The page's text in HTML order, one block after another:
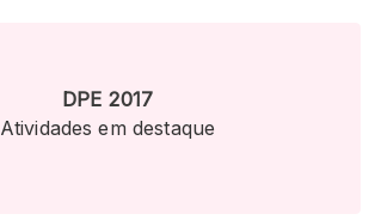
DPE 2017
Atividades em destaque